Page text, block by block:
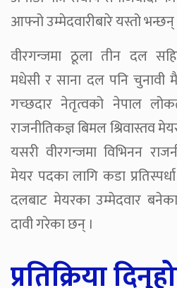
आफ्नो उम्मेदवारीबारे यस्तो भन्छन्
वीरगन्जमा ठूला तीन दल
मधेसी र साना दल पनि चुनावी
गच्छदार नेतृत्वको नेपाल
राजनीतिकज्ञ बिमल श्रिवास्तव
यसरी वीरगन्जमा विभिनन
मेयर पदका लागि कडा
दलबाट मेयरका उम्मेदवार
दावी गरेका छन् ।
प्रतिक्रिया